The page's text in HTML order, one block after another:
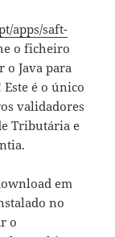
apps/saft-
o ficheiro
o Java para
é o único
validadores
Tributária e
em
no
o